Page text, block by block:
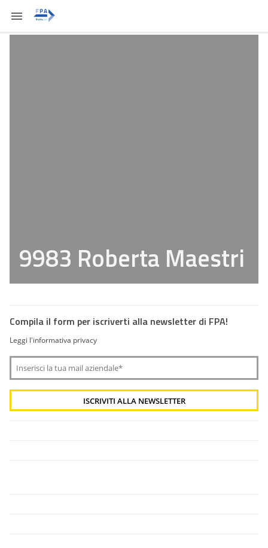
9983 Roberta Maestri
Compila il form per iscriverti alla newsletter di FPA!
Leggi l'informativa privacy